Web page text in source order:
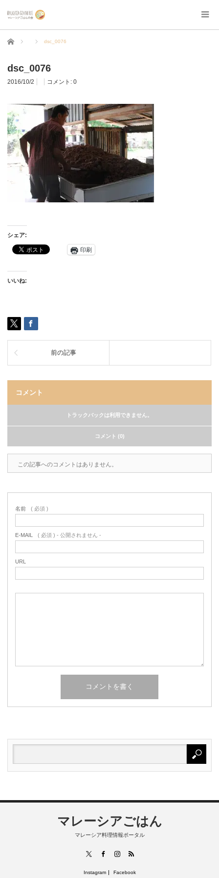
ホーム dsc_0076
dsc_0076
2016/10/2 コメント: 0
シェア:
印刷
いいね:
前の記事
コメント
トラックバックは利用できません。
コメント (0)
この記事へのコメントはありません。
名前 ( 必須 )
E-MAIL ( 必須 ) - 公開されません -
URL
マレーシアごはん
マレーシア料理情報ポータル
FacebookInstagram
RSS
Instagram Facebook